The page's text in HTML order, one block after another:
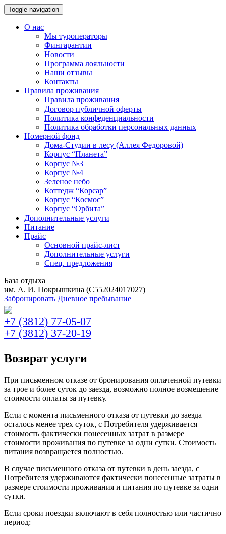
Toggle navigation
О нас
Мы туроператоры
Фингарантии
Новости
Программа лояльности
Наши отзывы
Контакты
Правила проживания
Правила проживания
Договор публичной оферты
Политика конфеденциальности
Политика обработки персональных данных
Номерной фонд
Дома-Студии в лесу (Аллея Федоровой)
Корпус “Планета”
Корпус №3
Корпус №4
Зеленое небо
Коттедж “Корсар”
Корпус “Космос”
Корпус “Орбита”
Дополнительные услуги
Питание
Прайс
Основной прайс-лист
Дополнительные услуги
Спец. предложения
База отдыха
им. А. И. Покрышкина (C552024017027)
Забронировать Дневное пребывание
+7 (3812) 77-05-07
+7 (3812) 37-20-19
Возврат услуги
При письменном отказе от бронирования оплаченной путевки
за трое и более суток до заезда, возможно полное возмещение
стоимости оплаты за путевку.
Если с момента письменного отказа от путевки до заезда
осталось менее трех суток, с Потребителя удерживается
стоимость фактически понесенных затрат в размере
стоимости проживания по путевке за одни сутки. Стоимость
питания возвращается полностью.
В случае письменного отказа от путевки в день заезда, с
Потребителя удерживаются фактически понесенные затраты в
размере стоимости проживания и питания по путевке за одни
сутки.
Если сроки поездки включают в себя полностью или частично
период: